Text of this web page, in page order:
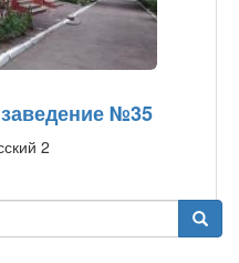
№35
2
Поиск